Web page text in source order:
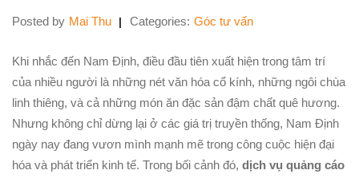
Posted by Mai Thu Categories: Góc tư vấn
Khi nhắc đến Nam Định, điều đầu tiên xuất hiện trong tâm trí
của nhiều người là những nét văn hóa cổ kính, những ngôi chùa
linh thiêng, và cả những món ăn đặc sản đậm chất quê hương.
Nhưng không chỉ dừng lại ở các giá trị truyền thống, Nam Định
ngày nay đang vươn mình mạnh mẽ trong công cuộc hiện đại
hóa và phát triển kinh tế. Trong bối cảnh đó, dịch vụ quảng cáo